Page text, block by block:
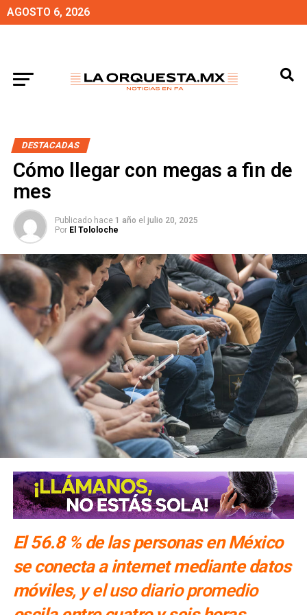
AGOSTO 6, 2026
DESTACADAS
Cómo llegar con megas a fin de
mes
Publicado hace 1 año el julio 20, 2025
Por El Tololoche
El 56.8 % de las personas en México
se conecta a internet mediante datos
móviles, y el uso diario promedio